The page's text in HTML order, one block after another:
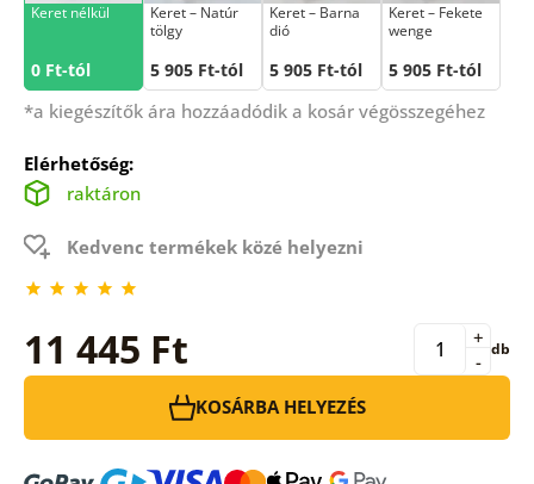
Keret nélkül
0 Ft-tól
Keret – Natúr
tölgy
5 905 Ft-tól
Keret – Barna
dió
5 905 Ft-tól
Keret – Fekete
wenge
5 905 Ft-tól
*a kiegészítők ára hozzáadódik a kosár végösszegéhez
Elérhetőség:
raktáron
Kedvenc termékek közé helyezni
11 445 Ft -
+ db
KOSÁRBA HELYEZÉS